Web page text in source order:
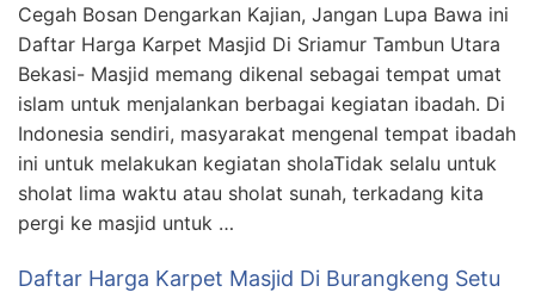
Cegah Bosan Dengarkan Kajian, Jangan Lupa Bawa ini
Daftar Harga Karpet Masjid Di Sriamur Tambun Utara
Bekasi- Masjid memang dikenal sebagai tempat umat
islam untuk menjalankan berbagai kegiatan ibadah. Di
Indonesia sendiri, masyarakat mengenal tempat ibadah
ini untuk melakukan kegiatan sholaTidak selalu untuk
sholat lima waktu atau sholat sunah, terkadang kita
pergi ke masjid untuk …
Daftar Harga Karpet Masjid Di Burangkeng Setu